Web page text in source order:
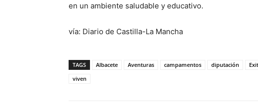
en un ambiente saludable y educativo.
vía: Diario de Castilla-La Mancha
TAGS Albacete Aventuras campamentos diputación
viven